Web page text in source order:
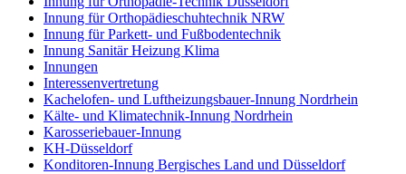
Innung für Orthopädieschuhtechnik NRW
Innung für Parkett- und Fußbodentechnik
Innung Sanitär Heizung Klima
Innungen
Interessenvertretung
Kachelofen- und Luftheizungsbauer-Innung Nordrhein
Kälte- und Klimatechnik-Innung Nordrhein
Karosseriebauer-Innung
KH-Düsseldorf
Konditoren-Innung Bergisches Land und Düsseldorf